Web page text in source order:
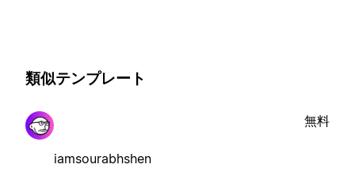
類似テンプレート
iamsourabhshen
無料